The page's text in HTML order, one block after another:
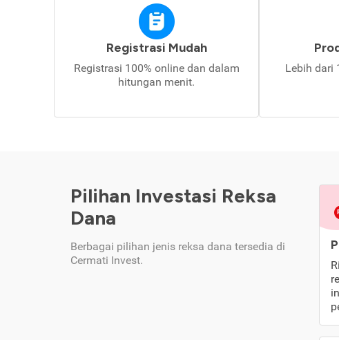
Registrasi Mudah
Registrasi 100% online dan dalam
hitungan menit.
Lebih dari
Pilihan Investasi Reksa
Dana
Berbagai pilihan jenis reksa dana tersedia di
Cermati Invest.